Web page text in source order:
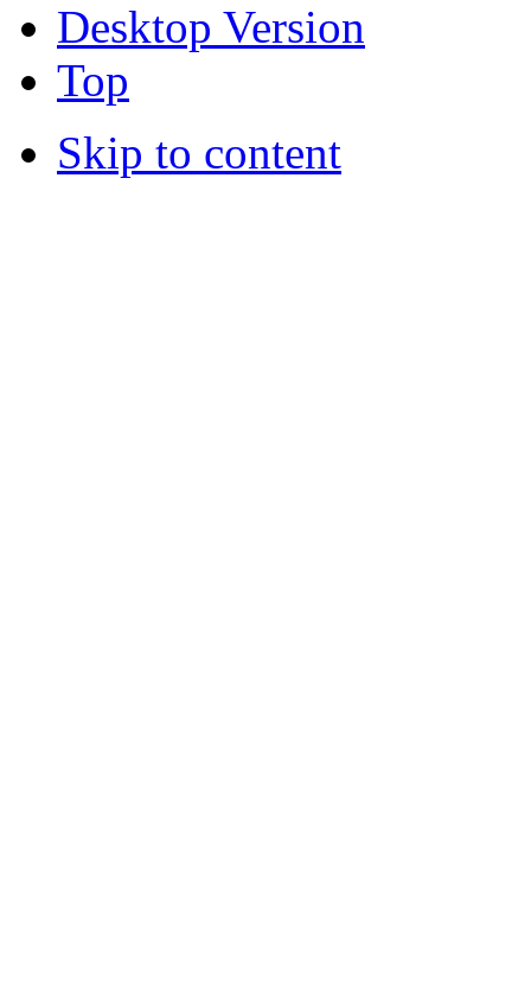
Desktop Version
Top
Skip to content